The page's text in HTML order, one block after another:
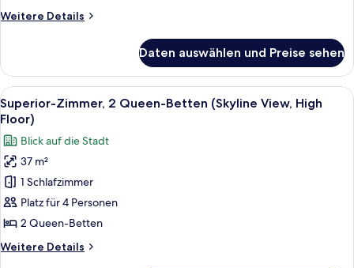
anzeigen
Weitere Details
Weitere
1 King-
Bett
Daten auswählen und Preise sehen
Alle
Fotos
für
Superior-
Zimmer,
2 Queen-
Betten
(Skyline
View,
High
Ein modernes Hotelzimmer mit zwei
7
Superior-Zimmer, 2 Queen-Betten (Skyline View, High
Floor)
Blick auf die Stadt
37 m²
1 Schlafzimmer
Platz für 4 Personen
2 Queen-Betten
Weitere Details
Weitere